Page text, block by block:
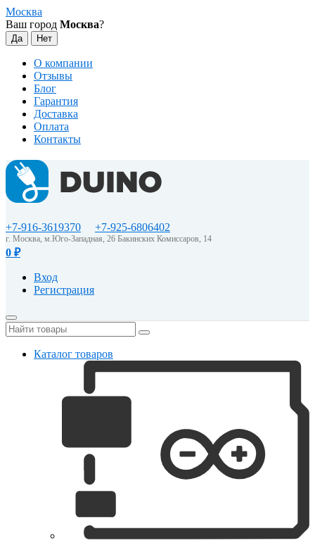
Москва
Ваш город Москва?
О компании
Отзывы
Блог
Гарантия
Доставка
Оплата
Контакты
+7-916-3619370 +7-925-6806402
г. Москва, м.Юго-Западная, 26 Бакинских Комиссаров, 14
0 ₽
Вход
Регистрация
Каталог товаров